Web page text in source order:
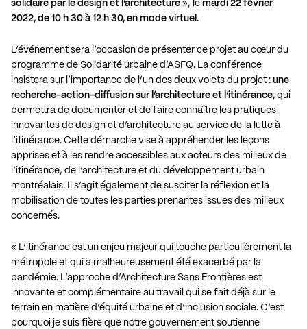
solidaire par le design et l’architecture », le mardi 22 février
2022, de 10 h 30 à 12 h 30, en mode virtuel.
L’événement sera l’occasion de présenter ce projet au cœur du
programme de Solidarité urbaine d’ASFQ. La conférence
insistera sur l’importance de l’un des deux volets du projet : une
recherche-action-diffusion sur l’architecture et l’itinérance, qui
permettra de documenter et de faire connaître les pratiques
innovantes de design et d’architecture au service de la lutte à
l’itinérance. Cette démarche vise à appréhender les leçons
apprises et à les rendre accessibles aux acteurs des milieux de
l’itinérance, de l’architecture et du développement urbain
montréalais. Il s’agit également de susciter la réflexion et la
mobilisation de toutes les parties prenantes issues des milieux
concernés.
« L’itinérance est un enjeu majeur qui touche particulièrement la
métropole et qui a malheureusement été exacerbé par la
pandémie. L’approche d’Architecture Sans Frontières est
innovante et complémentaire au travail qui se fait déjà sur le
terrain en matière d’équité urbaine et d’inclusion sociale. C’est
pourquoi je suis fière que notre gouvernement soutienne